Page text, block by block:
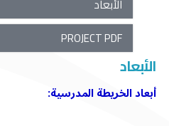
الأبعاد
PROJECT PDF
الأبعاد
أبعاد الخريطة المدرسية: